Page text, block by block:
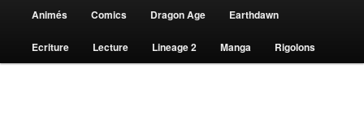
Animés Comics Dragon Age Earthdawn
Ecriture Lecture Lineage 2 Manga Rigolons